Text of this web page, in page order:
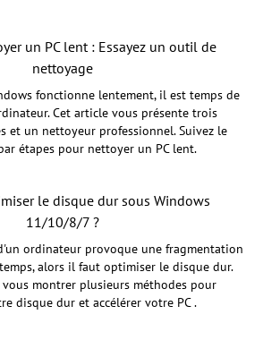
un PC lent : Essayez un outil de
nettoyage
fonctionne lentement, il est temps de
Cet article vous présente trois
et un nettoyeur professionnel. Suivez le
étapes pour nettoyer un PC lent.
le disque dur sous Windows
11/10/8/7 ?
ordinateur provoque une fragmentation
alors il faut optimiser le disque dur.
montrer plusieurs méthodes pour
disque dur et accélérer votre PC .